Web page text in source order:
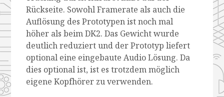
Rückseite. Sowohl Framerate als auch die
Auflösung des Prototypen ist noch mal
höher als beim DK2. Das Gewicht wurde
deutlich reduziert und der Prototyp liefert
optional eine eingebaute Audio Lösung. Da
dies optional ist, ist es trotzdem möglich
eigene Kopfhörer zu verwenden.